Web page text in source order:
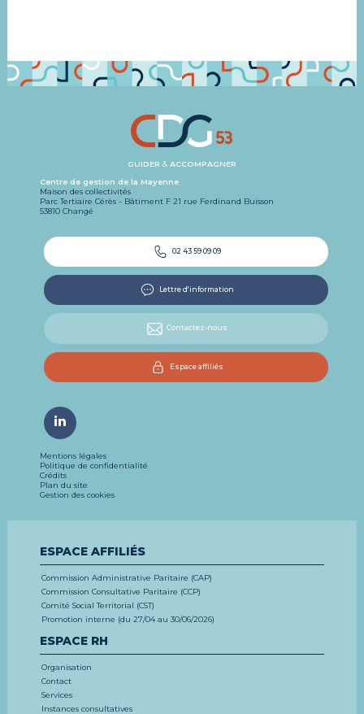
GUIDER & ACCOMPAGNER
Centre de gestion de la Mayenne
Maison des collectivités
Parc Tertiaire Cérès - Bâtiment F 21 rue Ferdinand Buisson
53810 Changé
02 43 59 09 09
Lettre d'information
Contactez-nous
Espace affiliés
Mentions légales
Politique de confidentialité
Crédits
Plan du site
Gestion des cookies
ESPACE AFFILIÉS
Commission Administrative Paritaire (CAP)
Commission Consultative Paritaire (CCP)
Comité Social Territorial (CST)
Promotion interne (du 27/04 au 30/06/2026)
ESPACE RH
Organisation
Contact
Services
Instances consultatives